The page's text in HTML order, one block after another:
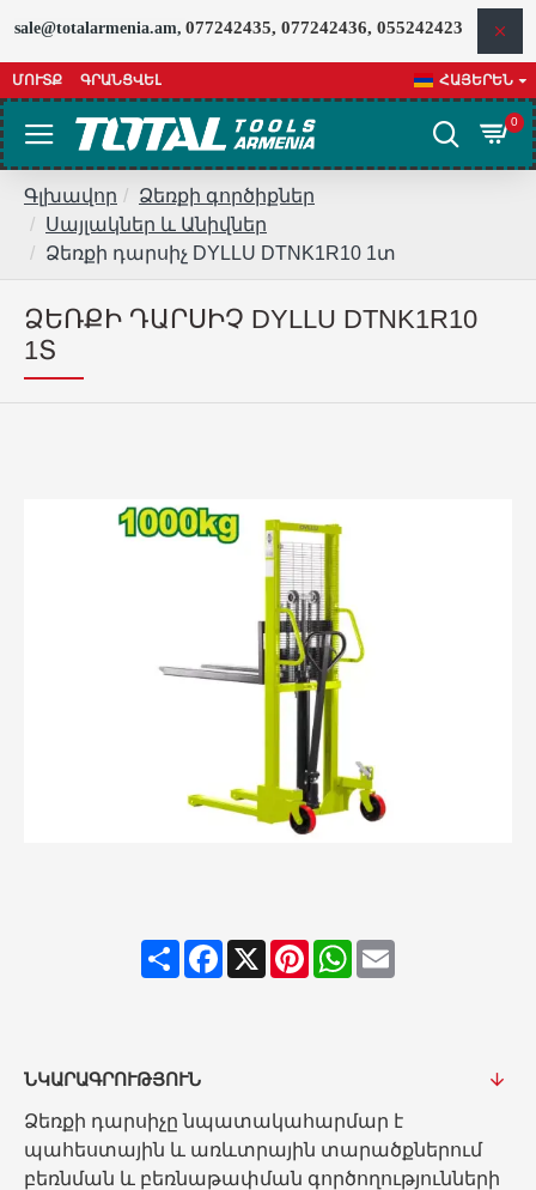
sale@totalarmenia.am, 077242435, 077242436, 055242423
ՄՈՒՏՔ ԳՐԱՆՑՎԵԼ ՀԱՅԵՐԵՆ
0
Գլխավոր
Ձեռքի գործիքներ
Սայլակներ և Անիվներ
Ձեռքի դարսիչ DYLLU DTNK1R10 1տ
ՁԵՌՔԻ ԴԱՐՍԻՉ DYLLU DTNK1R10
1Տ
ShareFacebook
X PinterestWhatsApp
Email
ՆԿԱՐԱԳՐՈՒԹՅՈՒՆ
Ձեռքի դարսիչը նպատակահարմար է
պահեստային և առևտրային տարածքներում
բեռնման և բեռնաթափման գործողությունների